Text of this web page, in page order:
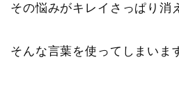
その悩みがキレイさっぱり消
そんな言葉を使ってしまいま